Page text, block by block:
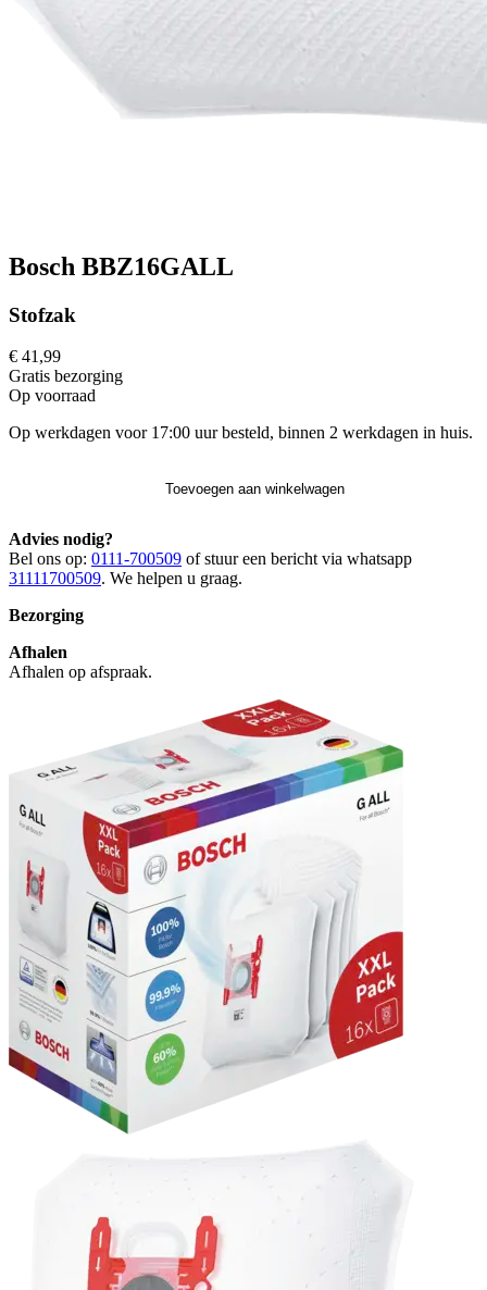
Bosch BBZ16GALL
Stofzak
€ 41,99
Gratis bezorging
Op voorraad
Op werkdagen voor 17:00 uur besteld, binnen 2 werkdagen in huis.
Toevoegen aan winkelwagen
Advies nodig?
Bel ons op: 0111-700509 of stuur een bericht via whatsapp
31111700509. We helpen u graag.
Bezorging
Afhalen
Afhalen op afspraak.